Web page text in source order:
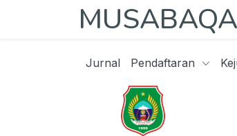
Jurnal Pendaftaran